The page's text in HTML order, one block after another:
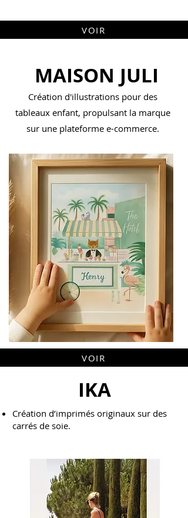
VOIR
MAISON JULI
Création d'illustrations pour des
tableaux enfant, propulsant la marque
sur une plateforme e-commerce.
VOIR
IKA
Création d’imprimés originaux sur des
carrés de soie.